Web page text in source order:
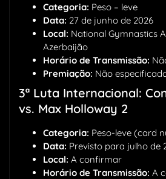
Categoria: Peso – leve
Data: 27 de junho de 2026
Local: National Gymnastics
Azerbaijão
Horário de Transmissão:
Premiação: Não
3ª Luta Internacional:
vs. Max Holloway 2
Categoria: Peso-leve (card
Data: Previsto para julho de
Local: A confirmar
Horário de Transmissão: A